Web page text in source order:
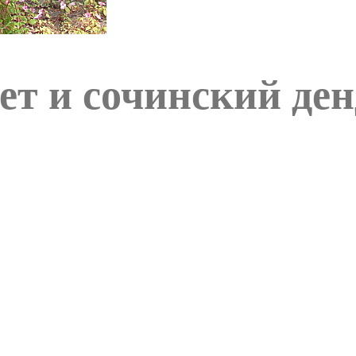
и сочинский